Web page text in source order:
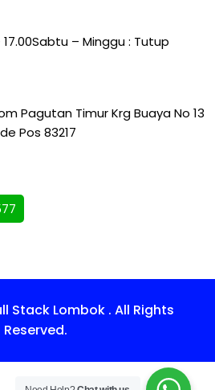
Sabtu – Minggu : Tutup
Pagutan Timur Krg Buaya No 13
Pos 83217
Stack Lombok . All Rights
Reserved.